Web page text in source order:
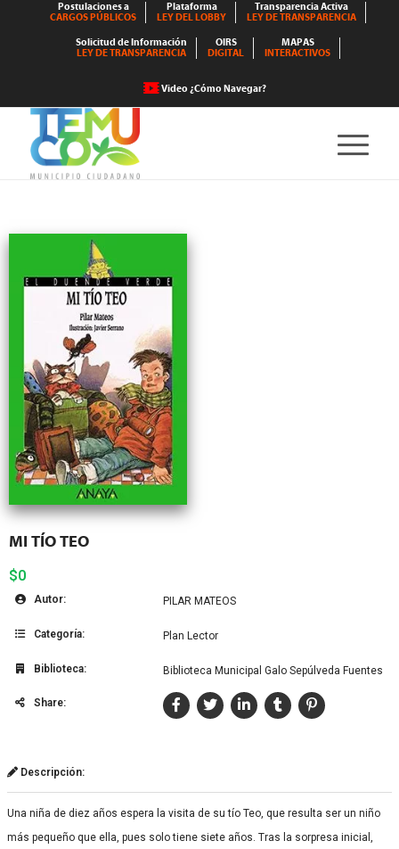
Postulaciones a
CARGOS PÚBLICOS
Plataforma
LEY DEL LOBBY
Transparencia Activa
LEY DE TRANSPARENCIA
Solicitud de Información
LEY DE TRANSPARENCIA
OIRS
DIGITAL
MAPAS
INTERACTIVOS
Video ¿Cómo Navegar?
MI TÍO TEO
$0
Autor: PILAR MATEOS
Categoría: Plan Lector
Biblioteca: Biblioteca Municipal Galo Sepúlveda Fuentes
Share:
Descripción:
Una niña de diez años espera la visita de su tío Teo, que resulta ser un niño
más pequeño que ella, pues solo tiene siete años. Tras la sorpresa inicial,